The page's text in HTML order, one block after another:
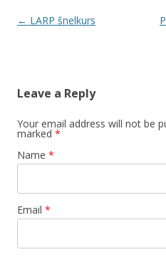
Post navigation
← LARP šnelkurs
Leave a Reply
Your email address will not be
marked *
Name *
Email *